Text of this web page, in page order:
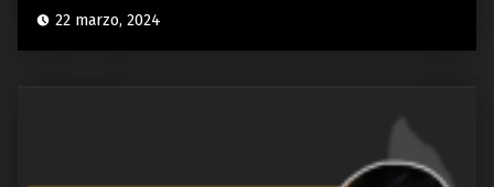
22 marzo, 2024